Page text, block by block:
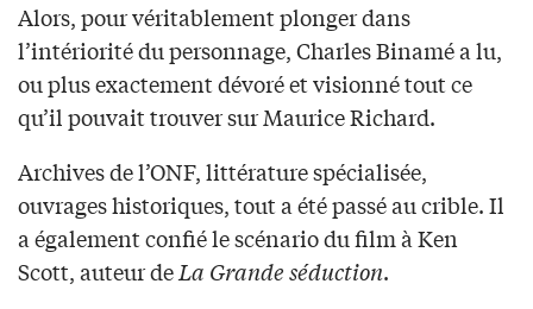
Alors, pour véritablement plonger dans
l’intériorité du personnage, Charles Binamé a lu,
ou plus exactement dévoré et visionné tout ce
qu’il pouvait trouver sur Maurice Richard.
Archives de l’ONF, littérature spécialisée,
ouvrages historiques, tout a été passé au crible. Il
a également confié le scénario du film à Ken
Scott, auteur deLa Grande séduction.